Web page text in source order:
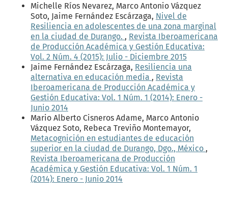
Michelle Ríos Nevarez, Marco Antonio Vázquez
Soto, Jaime Fernández Escárzaga, Nivel de
Resiliencia en adolescentes de una zona marginal
en la ciudad de Durango. , Revista Iberoamericana
de Producción Académica y Gestión Educativa:
Vol. 2 Núm. 4 (2015): Julio - Diciembre 2015
Jaime Fernández Escárzaga, Resiliencia una
alternativa en educación media , Revista
Iberoamericana de Producción Académica y
Gestión Educativa: Vol. 1 Núm. 1 (2014): Enero -
Junio 2014
Mario Alberto Cisneros Adame, Marco Antonio
Vázquez Soto, Rebeca Treviño Montemayor,
Metacognición en estudiantes de educación
superior en la ciudad de Durango, Dgo., México ,
Revista Iberoamericana de Producción
Académica y Gestión Educativa: Vol. 1 Núm. 1
(2014): Enero - Junio 2014